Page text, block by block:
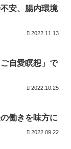
安、腸内環境
2022.11.13
自愛瞑想」で
2022.10.25
働きを味方に
2022.09.22